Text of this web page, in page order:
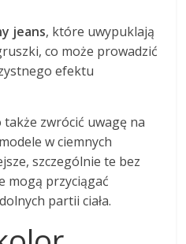
jeans, które uwypuklają
co może prowadzić
efektu
zwrócić uwagę na
w ciemnych
szczególnie te bez
mogą przyciągać
partii ciała.